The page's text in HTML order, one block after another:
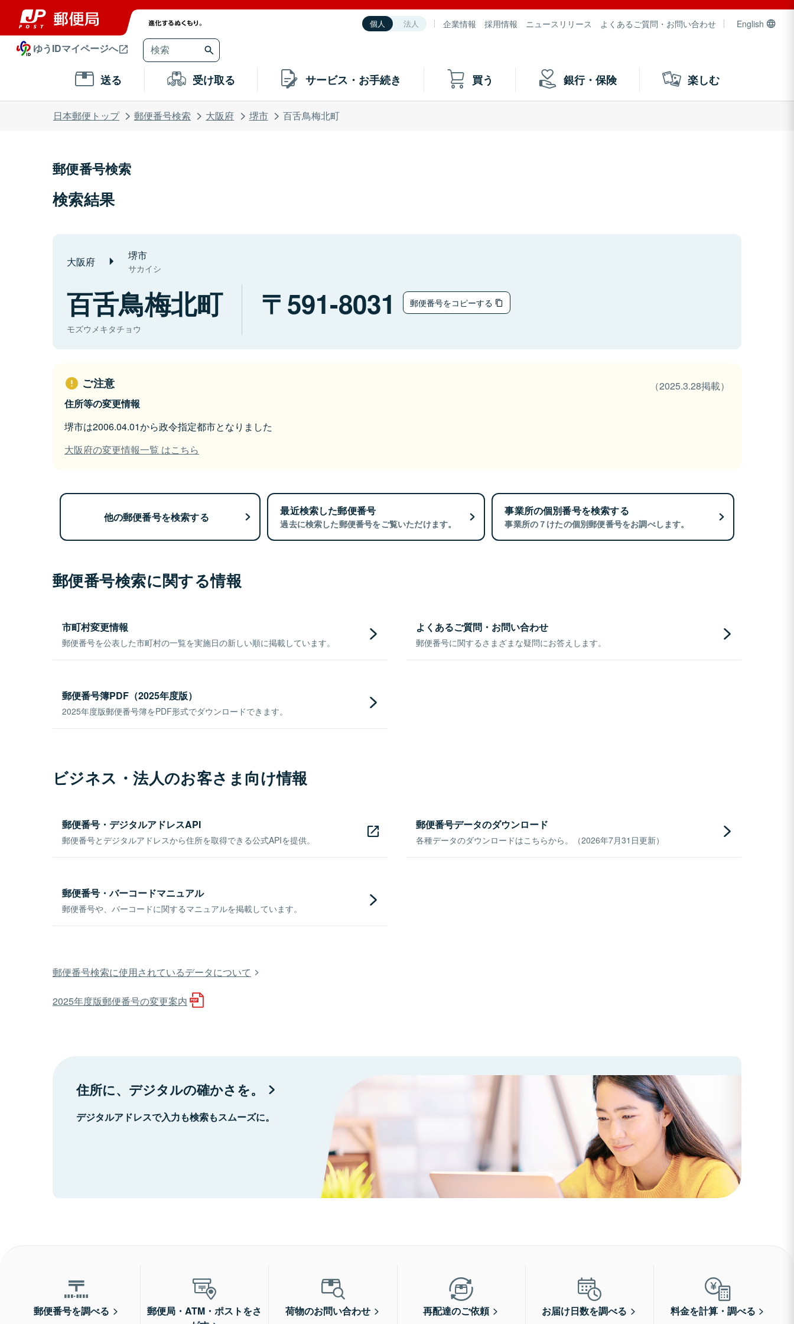
個人 法人 企業情報 採用情報 ニュースリリース よくあるご質問・お問い合わせ English
ゆうIDマイページへ
送る 受け取る サービス・お手続き 買う 銀行・保険 楽しむ
日本郵便トップ 郵便番号検索 大阪府 堺市 百舌鳥梅北町
郵便番号検索
検索結果
大阪府 堺市
サカイシ
百舌鳥梅北町
モズウメキタチョウ
591-8031 郵便番号をコピーする
ご注意
（2025.3.28掲載）
住所等の変更情報
堺市は2006.04.01から政令指定都市となりました
大阪府の変更情報一覧 はこちら
他の郵便番号を検索する 最近検索した郵便番号
過去に検索した郵便番号をご覧いただけます。
事業所の個別番号を検索する
事業所の７けたの個別郵便番号をお調べします。
郵便番号検索に関する情報
市町村変更情報
郵便番号を公表した市町村の一覧を実施日の新しい順に掲載しています。
よくあるご質問・お問い合わせ
郵便番号に関するさまざまな疑問にお答えします。
郵便番号簿PDF（2025年度版）
2025年度版郵便番号簿をPDF形式でダウンロードできます。
ビジネス・法人のお客さま向け情報
郵便番号・デジタルアドレスAPI
郵便番号とデジタルアドレスから住所を取得できる公式APIを提供。
郵便番号データのダウンロード
各種データのダウンロードはこちらから。（2026年7月31日更新）
郵便番号・バーコードマニュアル
郵便番号や、バーコードに関するマニュアルを掲載しています。
郵便番号検索に使用されているデータについて
2025年度版郵便番号の変更案内
住所に、デジタルの確かさを。
デジタルアドレスで入力も検索もスムーズに。
郵便番号を調べる
郵便局・ATM・ポストをさ
荷物のお問い合わせ 再配達のご依頼 お届け日数を調べる 料金を計算・調べる